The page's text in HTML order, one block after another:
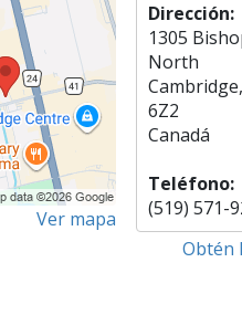
Ver mapa
Dirección:
1305
North
6Z2
Canadá
Teléfono:
(519) 571-
Obtén